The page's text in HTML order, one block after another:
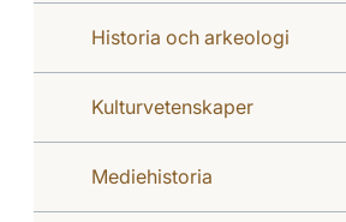
Historia och arkeologi
Kulturvetenskaper
Mediehistoria